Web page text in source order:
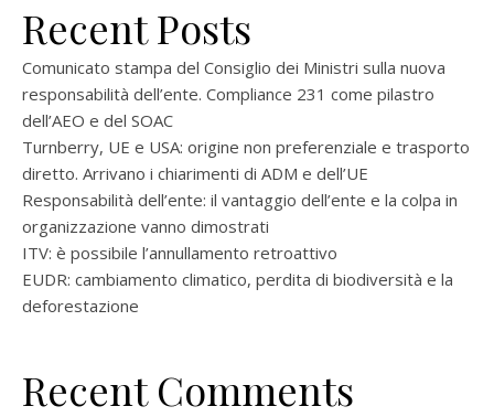
Recent Posts
Comunicato stampa del Consiglio dei Ministri sulla nuova
responsabilità dell’ente. Compliance 231 come pilastro
dell’AEO e del SOAC
Turnberry, UE e USA: origine non preferenziale e trasporto
diretto. Arrivano i chiarimenti di ADM e dell’UE
Responsabilità dell’ente: il vantaggio dell’ente e la colpa in
organizzazione vanno dimostrati
ITV: è possibile l’annullamento retroattivo
EUDR: cambiamento climatico, perdita di biodiversità e la
deforestazione
Recent Comments